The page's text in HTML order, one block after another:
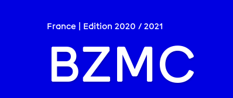
France | Edition 2020 / 2021
BZMC